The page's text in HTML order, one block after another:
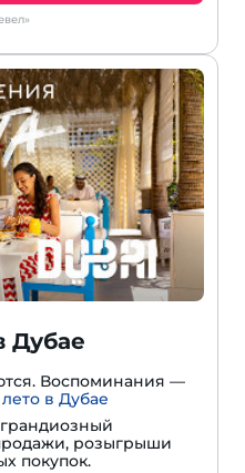
Дубае
Воспоминания —
лето в Дубае
розыгрыши
покупок.